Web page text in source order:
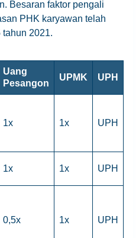
Besaran faktor pengali
PHK karyawan telah
2021.
Uang
Pesangon
UPMK UPH
1x 1x UPH
1x 1x UPH
0,5x 1x UPH